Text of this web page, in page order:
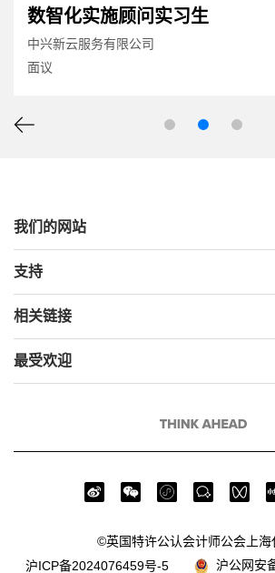
数智化实施顾问实习生
中兴新云服务有限公司
面议
我们的网站
支持
相关链接
最受欢迎
©英国特许公认会计师公会上海
沪ICP备2024076459号-5
沪公网安